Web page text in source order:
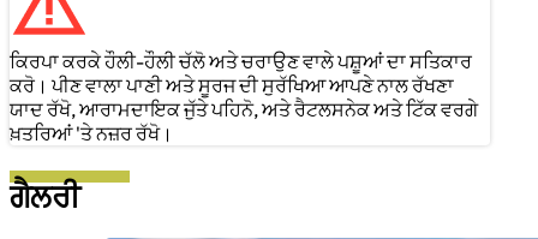
ਕਿਰਪਾ ਕਰਕੇ ਹੌਲੀ-ਹੌਲੀ ਚੱਲੋ ਅਤੇ ਚਰਾਉਣ ਵਾਲੇ ਪਸ਼ੂਆਂ ਦਾ ਸਤਿਕਾਰ
ਕਰੋ। ਪੀਣ ਵਾਲਾ ਪਾਣੀ ਅਤੇ ਸੂਰਜ ਦੀ ਸੁਰੱਖਿਆ ਆਪਣੇ ਨਾਲ ਰੱਖਣਾ
ਯਾਦ ਰੱਖੋ, ਆਰਾਮਦਾਇਕ ਜੁੱਤੇ ਪਹਿਨੋ, ਅਤੇ ਰੈਟਲਸਨੇਕ ਅਤੇ ਟਿੱਕ ਵਰਗੇ
ਖ਼ਤਰਿਆਂ 'ਤੇ ਨਜ਼ਰ ਰੱਖੋ।
ਗੈਲਰੀ